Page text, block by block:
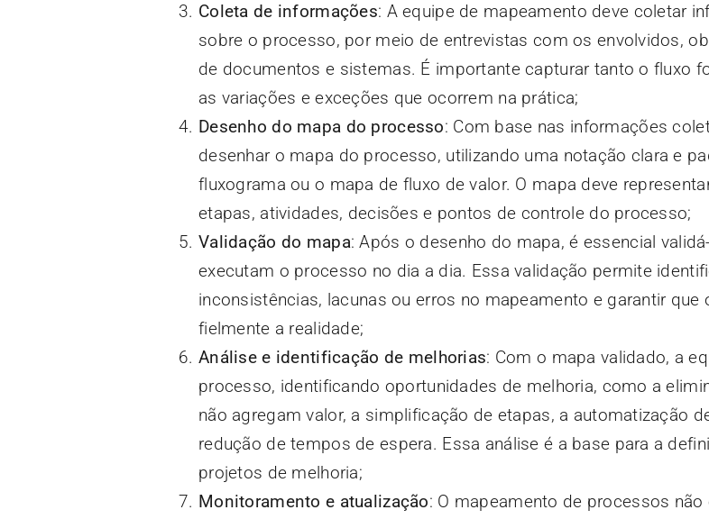
Coleta de informações: A equipe de mapeamento deve coletar
sobre o processo, por meio de entrevistas com os envolvidos,
de documentos e sistemas. É importante capturar tanto o fluxo
as variações e exceções que ocorrem na prática;
Desenho do mapa do processo: Com base nas informações
desenhar o mapa do processo, utilizando uma notação clara e
fluxograma ou o mapa de fluxo de valor. O mapa deve
etapas, atividades, decisões e pontos de controle do processo;
Validação do mapa: Após o desenho do mapa, é essencial
executam o processo no dia a dia. Essa validação permite
inconsistências, lacunas ou erros no mapeamento e garantir que
fielmente a realidade;
Análise e identificação de melhorias: Com o mapa validado, a
processo, identificando oportunidades de melhoria, como a
não agregam valor, a simplificação de etapas, a automatização
redução de tempos de espera. Essa análise é a base para a
projetos de melhoria;
Monitoramento e atualização: O mapeamento de processos